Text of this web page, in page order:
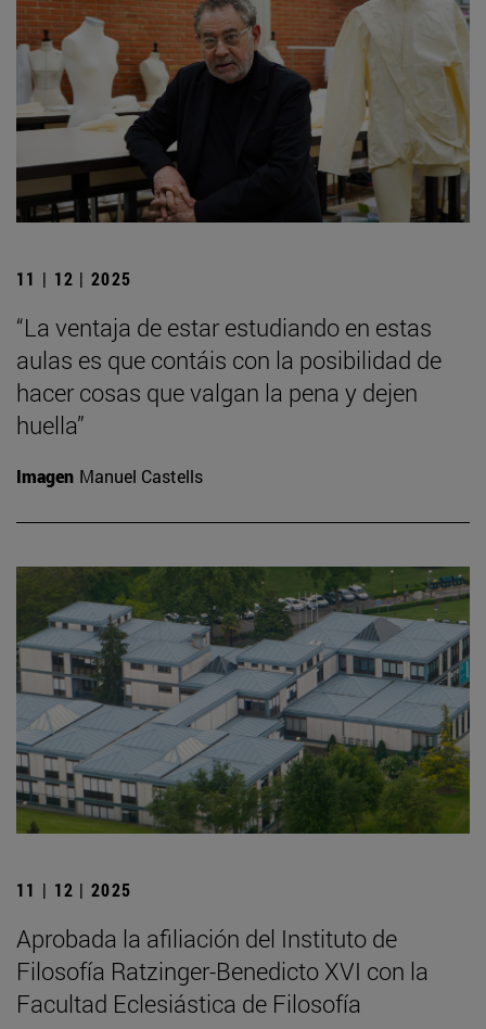
11 | 12 | 2025
“La ventaja de estar estudiando en estas
aulas es que contáis con la posibilidad de
hacer cosas que valgan la pena y dejen
huella”
Imagen Manuel Castells
11 | 12 | 2025
Aprobada la afiliación del Instituto de
Filosofía Ratzinger-Benedicto XVI con la
Facultad Eclesiástica de Filosofía